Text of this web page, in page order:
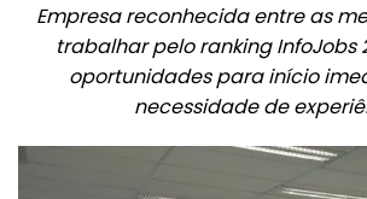
Empresa reconhecida entre as
trabalhar pelo ranking InfoJobs
oportunidades para início
necessidade de